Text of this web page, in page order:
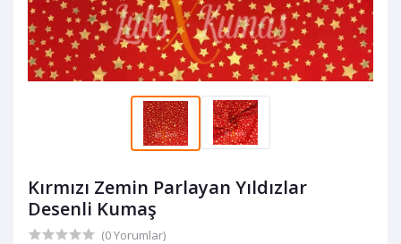
Kırmızı Zemin Parlayan Yıldızlar
Desenli Kumaş
(0 Yorumlar)